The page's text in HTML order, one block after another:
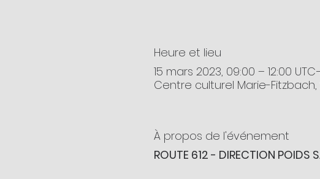
Heure et lieu
15 mars 2023, 09:00 – 12:00
Centre culturel Marie-Fitzbach,
À propos de l'événement
ROUTE 612 - DIRECTION